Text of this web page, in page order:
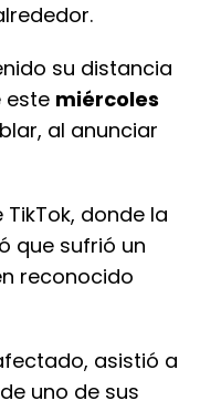
su distancia
este miércoles
al anunciar
donde la
que sufrió un
reconocido
asistió a
uno de sus